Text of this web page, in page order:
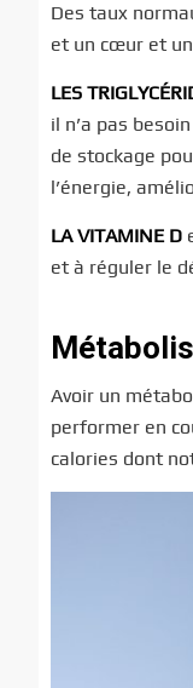
Des taux
et un cœur et
LES
il n’a pas
de stockage
l’énergie,
LA VITAMINE D
et à réguler le
Avoir un
performer en
calories dont